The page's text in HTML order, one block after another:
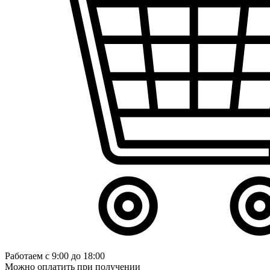
Работаем с 9:00 до 18:00
Можно оплатить при получении